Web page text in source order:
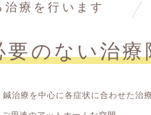
治療を行います
要のない治療
治療を中心に各症状に合わせた治